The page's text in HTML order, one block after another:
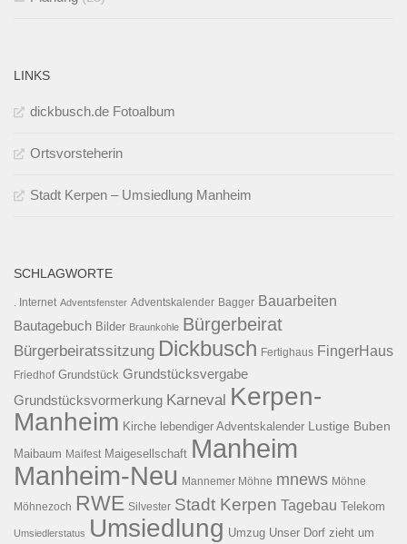
LINKS
dickbusch.de Fotoalbum
Ortsvorsteherin
Stadt Kerpen – Umsiedlung Manheim
SCHLAGWORTE
. Internet Adventsfenster Adventskalender Bagger Bauarbeiten
Bautagebuch Bilder Braunkohle Bürgerbeirat
Bürgerbeiratssitzung Dickbusch Fertighaus FingerHaus
Friedhof Grundstück Grundstücksvergabe
Grundstücksvormerkung Karneval Kerpen-
Manheim Kirche lebendiger Adventskalender Lustige Buben
Maibaum Maifest Maigesellschaft Manheim
Manheim-Neu Mannemer Möhne mnews Möhne
Möhnezoch RWE Silvester Stadt Kerpen Tagebau Telekom
Umsiedlerstatus Umsiedlung Umzug Unser Dorf zieht um